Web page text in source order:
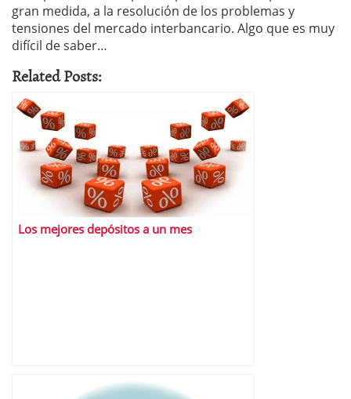
gran medida, a la resolución de los problemas y
tensiones del mercado interbancario. Algo que es muy
difícil de saber…
Related Posts:
Los mejores depósitos a un mes